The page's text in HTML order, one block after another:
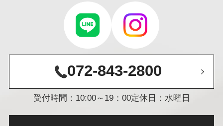
072-843-2800
受付時間：10:00～19：00定休日：水曜日